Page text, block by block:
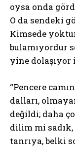
oysa onda
O da sendeki
Kimsede
bulamıyordur
yine dolaşıyor
“Pencere
dalları,
değildi; daha
dilim mi sadık,
tanrıya, belki